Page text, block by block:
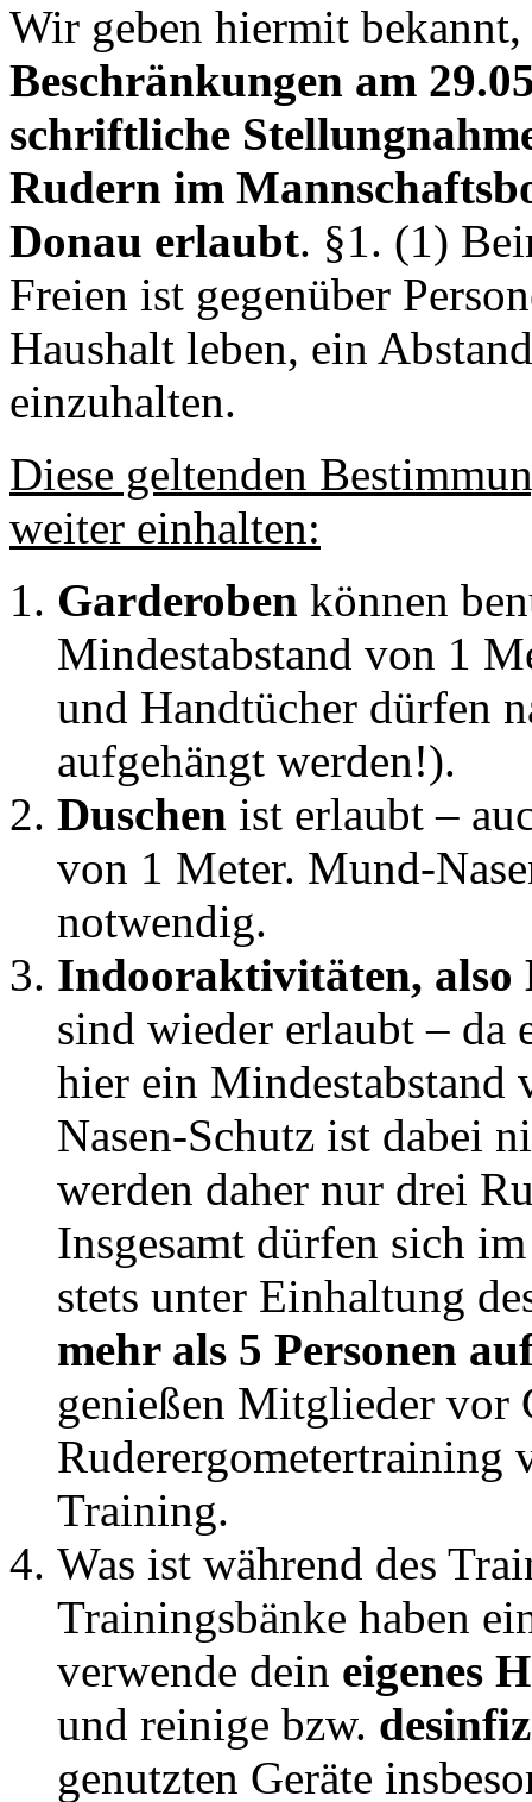
Wir geben hiermit
Beschränkungen am
schriftliche
Rudern im
Donau erlaubt. §1. (1)
Freien ist gegenüber
Haushalt leben, ein
einzuhalten.
Diese geltenden
weiter einhalten:
Garderoben können
Mindestabstand von 1
und Handtücher dürfen
aufgehängt werden!).
Duschen ist erlaubt –
von 1 Meter. Mund-
notwendig.
Indooraktivitäten,
sind wieder erlaubt – da
hier ein Mindestabstand
Nasen-Schutz ist dabei
werden daher nur drei
Insgesamt dürfen sich
stets unter Einhaltung
mehr als 5 Personen
genießen Mitglieder vor
Ruderergometertraining
Training.
Was ist während des
Trainingsbänke haben
verwende dein eigenes
und reinige bzw.
genutzten Geräte